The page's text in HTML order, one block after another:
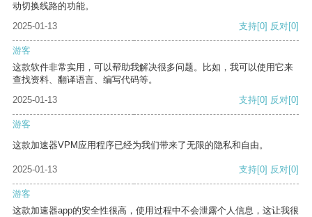
动切换线路的功能。
2025-01-13
支持[0] 反对[0]
游客
这款软件非常实用，可以帮助我解决很多问题。比如，我可以使用它来
查找资料、翻译语言、编写代码等。
2025-01-13
支持[0] 反对[0]
游客
这款加速器VPM应用程序已经为我们带来了无限的隐私和自由。
2025-01-13 支持[0] 反对[0]
游客
这款加速器app的安全性很高，使用过程中不会泄露个人信息，这让我很